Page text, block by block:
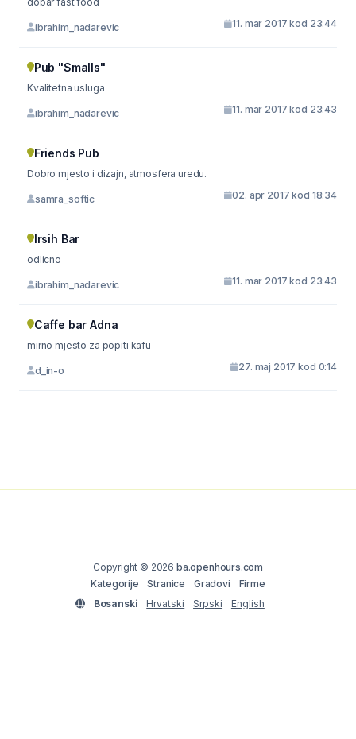
ibrahim_nadarevic 11. mar 2017 kod 23:44
Pub "Smalls"
Kvalitetna usluga
ibrahim_nadarevic 11. mar 2017 kod 23:43
Friends Pub
Dobro mjesto i dizajn, atmosfera uredu.
samra_softic 02. apr 2017 kod 18:34
Irsih Bar
odlicno
ibrahim_nadarevic 11. mar 2017 kod 23:43
Caffe bar Adna
mirno mjesto za popiti kafu
d_in-o 27. maj 2017 kod 0:14
Copyright © 2026 ba.openhours.com
Kategorije
Stranice Gradovi
Firme
Bosanski
Hrvatski Srpski English